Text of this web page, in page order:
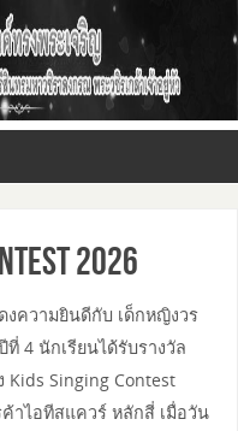
2026
งความยินดีกับ เด็กหญิงวร
4 นักเรียนได้รับรางวัล
Kids Singing Contest
าไอทีสแควร์ หลักสี่​ เมื่อวัน